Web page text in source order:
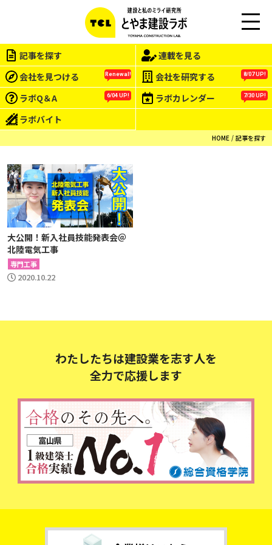
EN
記事を探す
連載を見る
会社を見つける
Renewal! 会社を研究する 8/07 UP!
ラボQ＆A 6/04 UP! ラボカレンダー 7/30 UP!
ラボバイト
HOME 記事を探す
大公開！新入社員技能発表会＠
北陸電気工事
専門工事
2020.10.22
わたしたちは建設業を志す人を
全力で応援します